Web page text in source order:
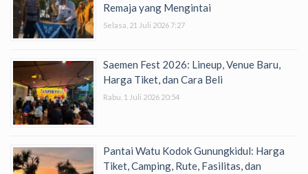
Remaja yang Mengintai
Selasa, 21 Juli 2026 7:27
Saemen Fest 2026: Lineup, Venue Baru,
Harga Tiket, dan Cara Beli
Rabu, 1 Juli 2026 20:54
Pantai Watu Kodok Gunungkidul: Harga
Tiket, Camping, Rute, Fasilitas, dan